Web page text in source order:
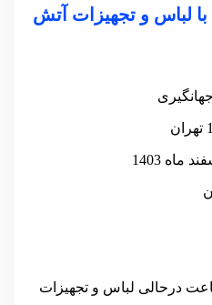
با لباس و تجهیزات آتش
درحالی لباس و تجهیزات